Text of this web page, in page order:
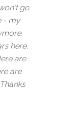
go
- my
here,
are
are